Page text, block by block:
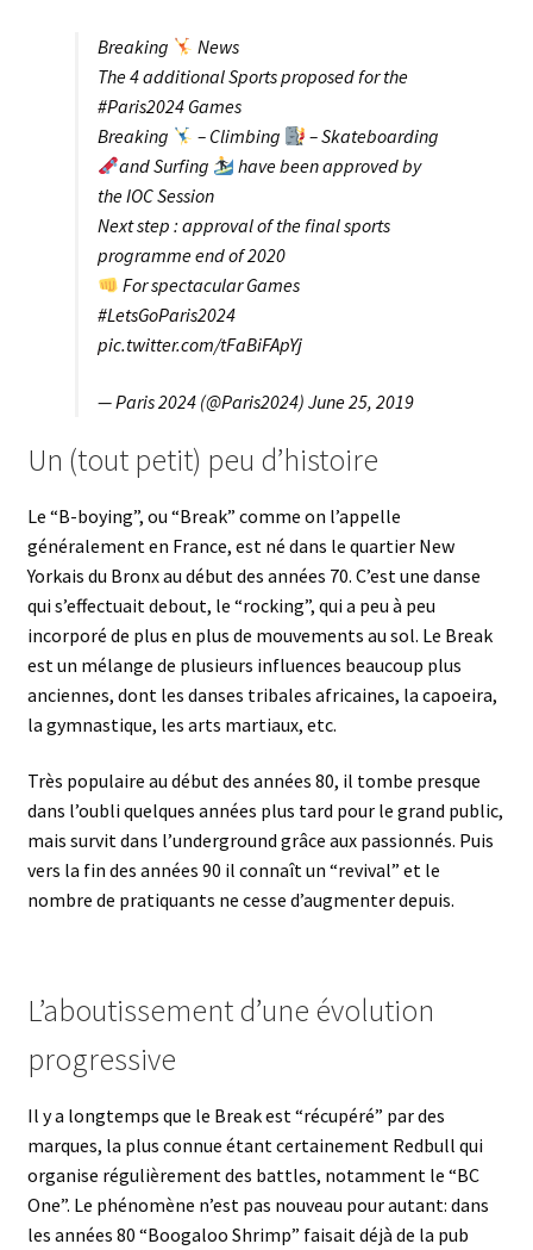
Breaking
‍ News
The 4 additional Sports proposed for the
#Paris2024Games
Breaking
– Climbing
– Skateboarding
and Surfing
have been approved by
the IOC Session
Next step : approval of the final sports
programme end of 2020
For spectacular Games
#LetsGoParis2024
pic.twitter.com/tFaBiFApYj
— Paris 2024 (@Paris2024) June 25, 2019
Un (tout petit) peu d’histoire
Le “B-boying”, ou “Break” comme on l’appelle
généralement en France, est né dans le quartier New
Yorkais du Bronx au début des années 70. C’est une danse
qui s’effectuait debout, le “rocking”, qui a peu à peu
incorporé de plus en plus de mouvements au sol. Le Break
est un mélange de plusieurs influences beaucoup plus
anciennes, dont les danses tribales africaines, la capoeira,
la gymnastique, les arts martiaux, etc.
Très populaire au début des années 80, il tombe presque
dans l’oubli quelques années plus tard pour le grand public,
mais survit dans l’underground grâce aux passionnés. Puis
vers la fin des années 90 il connaît un “revival” et le
nombre de pratiquants ne cesse d’augmenter depuis.
L’aboutissement d’une évolution
progressive
Il y a longtemps que le Break est “récupéré” par des
marques, la plus connue étant certainement Redbull qui
organise régulièrement des battles, notamment le “BC
One”. Le phénomène n’est pas nouveau pour autant: dans
les années 80 “Boogaloo Shrimp” faisait déjà de la pub